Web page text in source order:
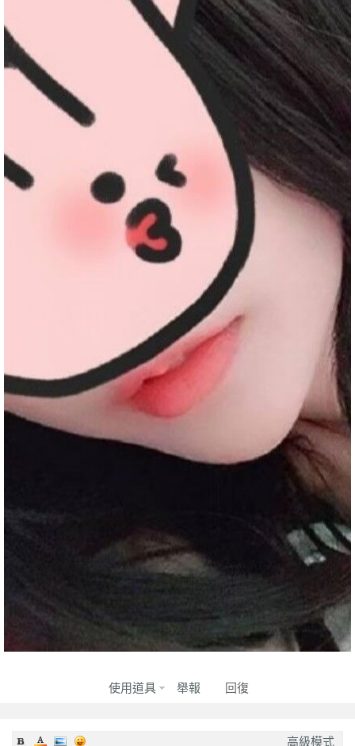
家
★★★★★ ★★★★★
★★★★★
外貌度
滿意度
2024-03-19
★★★★★
★★★★★
2024-03-02
★★★★★
★★★★★
2024-03-02
★★★★★
★★★★★
★★★★
★★★★★
2024-02-20
★★★★★ ★★★★★
★★★★★
2024-02-08
★★★★★ ★★★★★
★★★★★
★★★★★ ★★★★★
★★★★★
★★★★★ ★★★★★
★★★★★
★★★★★
外貌度
★★★★★ ★★★★★
★★★★★
2023-12-08
★★★★★
2023-11-24
★★★★★
★★★★★
2023-11-17
★★★★★
★★★★★ ★★★★★
★★★★★
★★★★★
★★★★★
★★★★★
★★★★★
★★★★★ ★★★★★
★★★★★
2023-10-06
★★★★★
★★★★★
回報日期
技術度 外貌度
滿意度
★★★★★ ★★★★★
★★★★★
★★★★★ ★★★★★
2023-08-19
★★★★★
回復
使用道具 舉報
高級模式